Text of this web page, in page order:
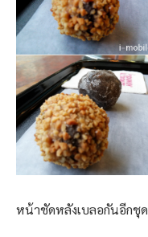
หน้าชัดหลังเบลอกันอีกชุด